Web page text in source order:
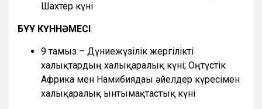
Шахтер күні
БҰҰ КҮННӘМЕСІ
9 тамыз – Дүниежүзілік жергілікті
халықтардың халықаралық күні; Оңтүстік
Африка мен Намибиядағы әйелдер күресімен
халықаралық ынтымақтастық күні